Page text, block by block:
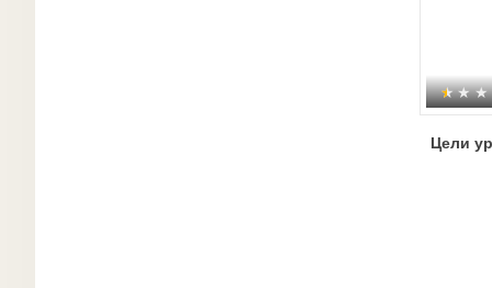
Цели